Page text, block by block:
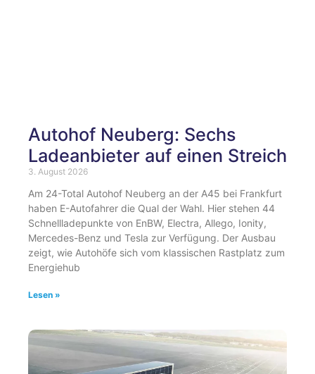
Autohof Neuberg: Sechs
Ladeanbieter auf einen Streich
3. August 2026
Am 24-Total Autohof Neuberg an der A45 bei Frankfurt
haben E-Autofahrer die Qual der Wahl. Hier stehen 44
Schnellladepunkte von EnBW, Electra, Allego, Ionity,
Mercedes-Benz und Tesla zur Verfügung. Der Ausbau
zeigt, wie Autohöfe sich vom klassischen Rastplatz zum
Energiehub
Lesen »